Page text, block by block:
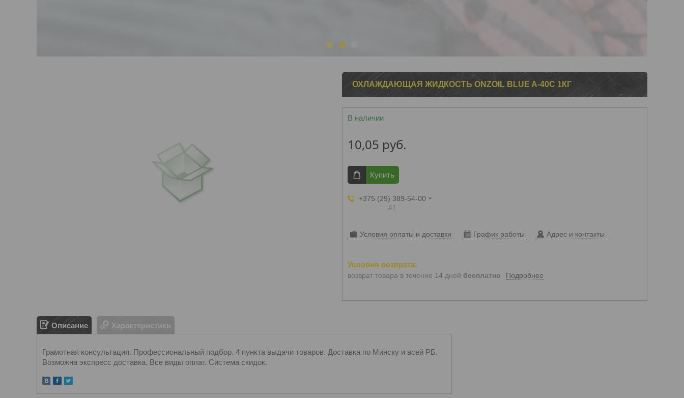
ОХЛАЖДАЮЩАЯ ЖИДКОСТЬ ONZOIL BLUE A-40C 1КГ
В наличии
10,05 руб.
Купить
+375 (29) 389-54-00
А1
Условия оплаты и доставки График работы Адрес и контакты
возврат товара в течение 14 дней бесплатно Подробнее
Описание Характеристики
Грамотная консультация. Профессиональный подбор. 4 пункта выдачи товаров. Доставка по Минску и всей РБ.
Возможна экспресс доставка. Все виды оплат. Система скидок.